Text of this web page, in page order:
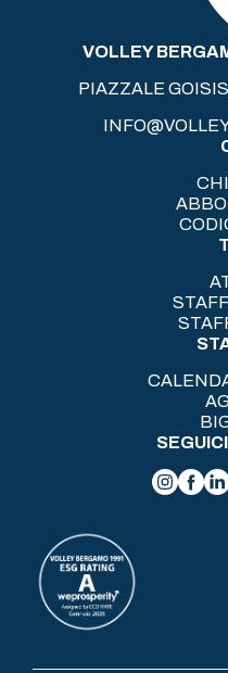
VOLLEY
PIAZZALE